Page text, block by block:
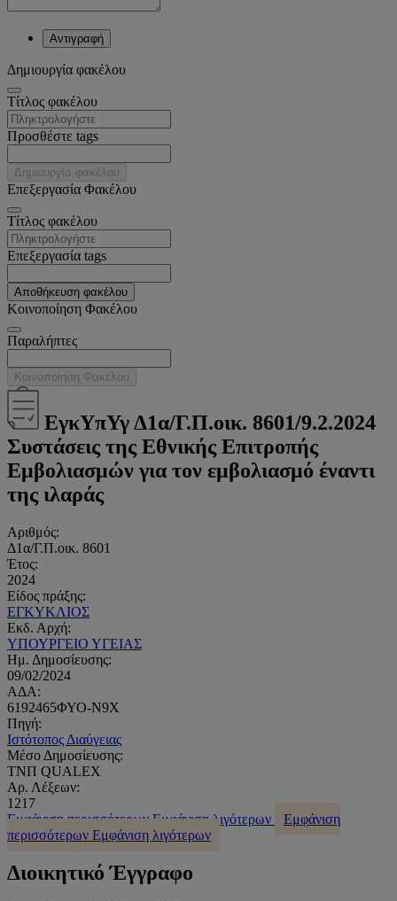
Αντιγραφή
Δημιουργία φακέλου
Tίτλος φακέλου
Προσθέστε tags
Δημιουργία φακέλου
Επεξεργασία Φακέλου
Tίτλος φακέλου
Επεξεργασία tags
Αποθήκευση φακέλου
Κοινοποίηση Φακέλου
Παραλήπτες
Κοινοποίηση Φακέλου
ΕγκΥπΥγ Δ1α/Γ.Π.οικ. 8601/9.2.2024
Συστάσεις της Εθνικής Επιτροπής
Εμβολιασμών για τον εμβολιασμό έναντι
της ιλαράς
Αριθμός:
Δ1α/Γ.Π.οικ. 8601
Έτος:
2024
Είδος πράξης:
ΕΓΚΥΚΛΙΟΣ
Εκδ. Αρχή:
ΥΠΟΥΡΓΕΙΟ ΥΓΕΙΑΣ
Ημ. Δημοσίευσης:
09/02/2024
ΑΔΑ:
6192465ΦΥΟ-Ν9Χ
Πηγή:
Ιστότοπος Διαύγειας
Μέσο Δημοσίευσης:
ΤΝΠ QUALEX
Αρ. Λέξεων:
1217
Εμφάνιση περισσότερων Εμφάνιση λιγότερων
Εμφάνιση
περισσότερων Εμφάνιση λιγότερων
Διοικητικό Έγγραφο